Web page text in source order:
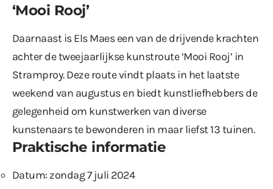
‘Mooi Rooj’
Daarnaast is Els Maes een van de drijvende krachten
achter de tweejaarlijkse kunstroute ‘Mooi Rooj’ in
Stramproy. Deze route vindt plaats in het laatste
weekend van augustus en biedt kunstliefhebbers de
gelegenheid om kunstwerken van diverse
kunstenaars te bewonderen in maar liefst 13 tuinen.
Praktische informatie
Datum: zondag 7 juli 2024